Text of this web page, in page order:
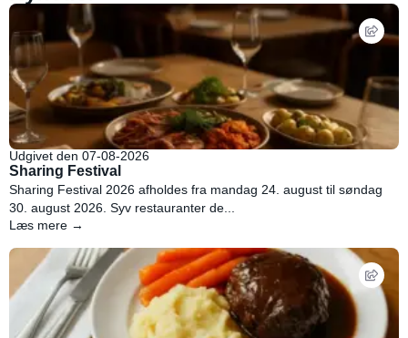
Udgivet den 07-08-2026
Sharing Festival
Sharing Festival 2026 afholdes fra mandag 24. august til søndag
30. august 2026. Syv restauranter de...
Læs mere →